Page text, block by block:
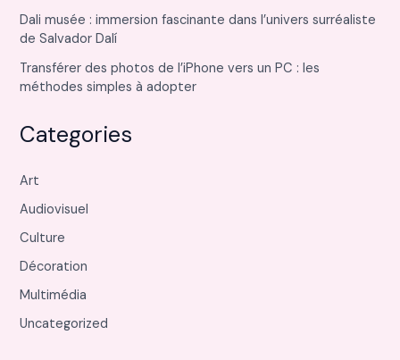
Dali musée : immersion fascinante dans l’univers surréaliste
de Salvador Dalí
Transférer des photos de l’iPhone vers un PC : les
méthodes simples à adopter
Categories
Art
Audiovisuel
Culture
Décoration
Multimédia
Uncategorized